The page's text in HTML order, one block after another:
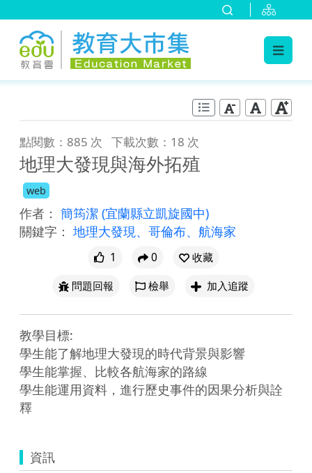
點閱數：885 次 下載次數：18 次
地理大發現與海外拓殖
web
作者： 簡筠潔 (宜蘭縣立凱旋國中)
關鍵字： 地理大發現、哥倫布、航海家
1 0
收藏
問題回報
檢舉 加入追蹤
教學目標:
學生能了解地理大發現的時代背景與影響
學生能掌握、比較各航海家的路線
學生能運用資料，進行歷史事件的因果分析與詮
釋
資訊